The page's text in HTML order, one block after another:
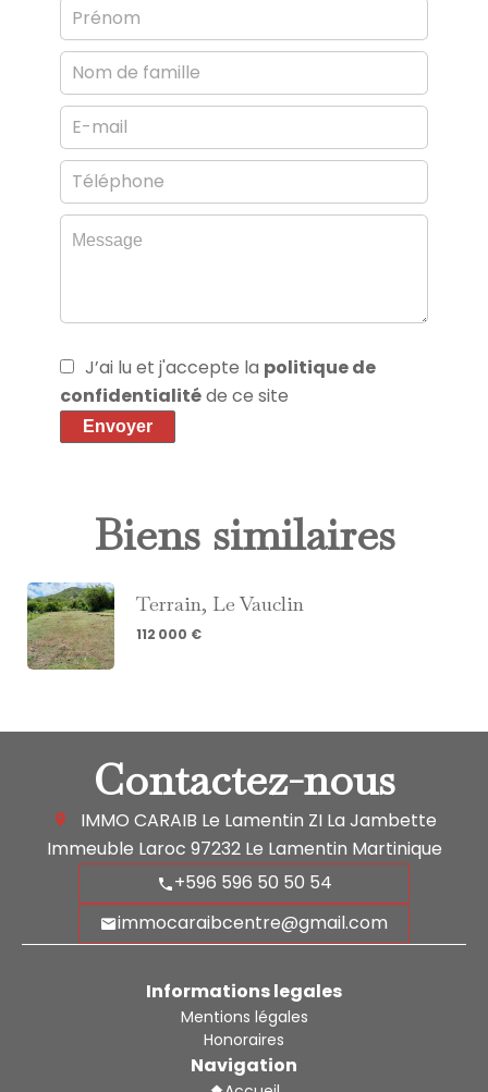
J’ai lu et j'accepte la politique de
confidentialitéde ce site
Envoyer
Biens similaires
Terrain, Le Vauclin
112 000 €
Contactez-nous
IMMO CARAIB Le Lamentin ZI La Jambette
Immeuble Laroc 97232Le Lamentin Martinique
+596 596 50 50 54
immocaraibcentre@gmail.com
Informations legales
Mentions légales
Honoraires
Navigation